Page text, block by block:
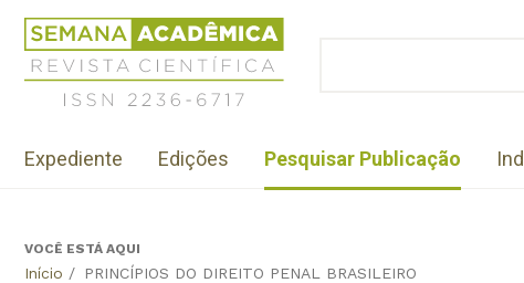
Jump
navigation
Revista
Científica
Semana
Acadêmica
2236-
Menu
institutional
Expediente Edições Pesquisar Publicação
BackVOCÊ ESTÁ AQUI
Início / PRINCÍPIOS DO DIREITO PENAL BRASILEIRO